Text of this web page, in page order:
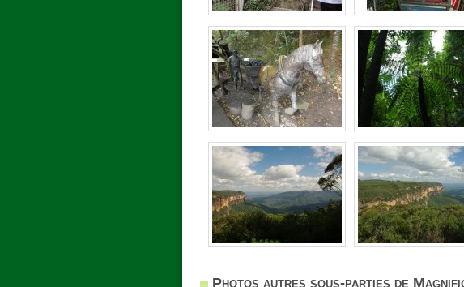
Photos autres sous-parties de